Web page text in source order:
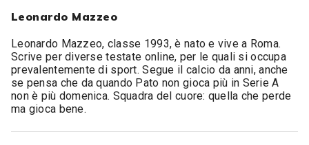
Leonardo Mazzeo
Leonardo Mazzeo, classe 1993, è nato e vive a Roma.
Scrive per diverse testate online, per le quali si occupa
prevalentemente di sport. Segue il calcio da anni, anche
se pensa che da quando Pato non gioca più in Serie A
non è più domenica. Squadra del cuore: quella che perde
ma gioca bene.